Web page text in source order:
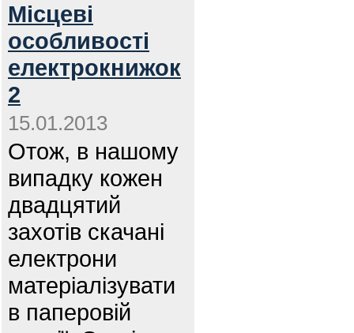
Місцеві
особливості
електрокнижок
2
15.01.2013
Отож, в нашому
випадку кожен
двадцятий
захотів скачані
електрони
матеріалізувати
в паперовій